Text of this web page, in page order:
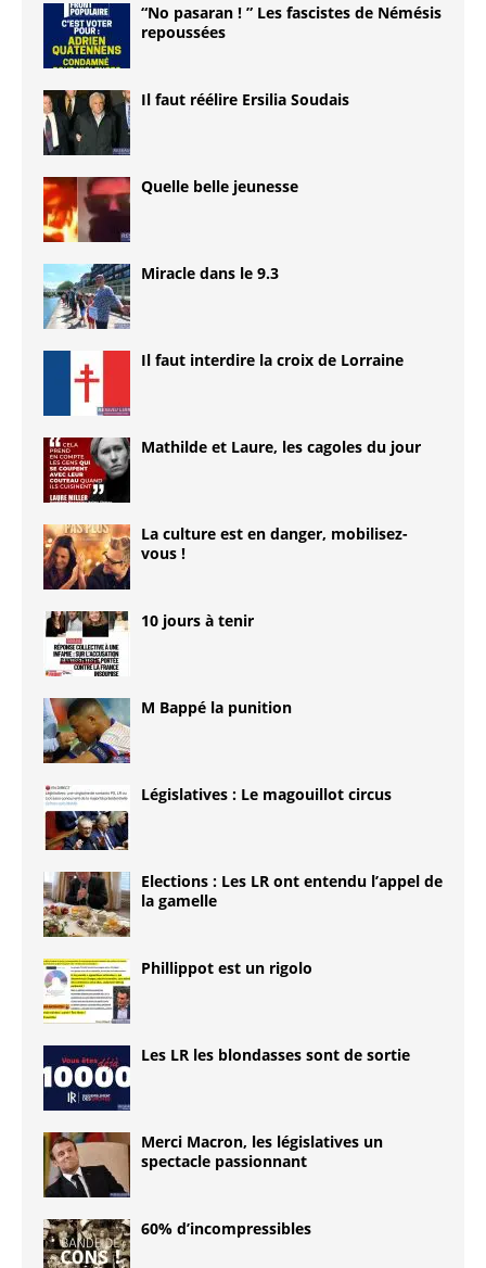
“No pasaran ! ” Les fascistes de Némésis
repoussées
Il faut réélire Ersilia Soudais
Quelle belle jeunesse
Miracle dans le 9.3
Il faut interdire la croix de Lorraine
Mathilde et Laure, les cagoles du jour
La culture est en danger, mobilisez-
vous !
10 jours à tenir
M Bappé la punition
Législatives : Le magouillot circus
Elections : Les LR ont entendu l’appel de
la gamelle
Phillippot est un rigolo
Les LR les blondasses sont de sortie
Merci Macron, les législatives un
spectacle passionnant
60% d’incompressibles